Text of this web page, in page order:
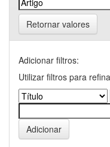
Retornar valores
Adicionar filtros:
Utilizar filtros para